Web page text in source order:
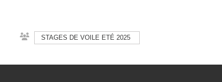
STAGES DE VOILE ETÉ 2025